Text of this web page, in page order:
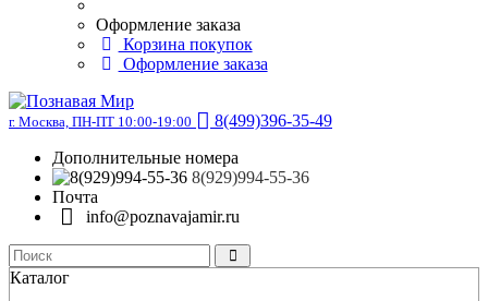
Оформление заказа
Корзина покупок
Оформление заказа
г. Москва, ПН-ПТ 10:00-19:00
8(499)396-35-49
Дополнительные номера
8(929)994-55-36
Почта
info@poznavajamir.ru
Каталог